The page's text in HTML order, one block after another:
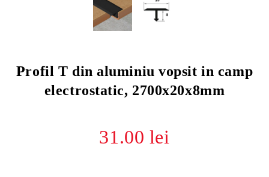
Profil T din aluminiu vopsit in camp
electrostatic, 2700x20x8mm
31.00 lei